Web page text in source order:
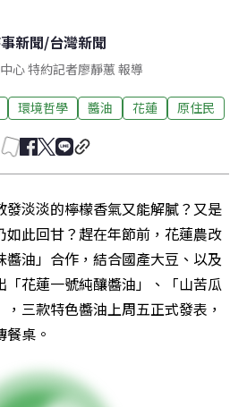
新聞/台灣新聞
心 特約記者廖靜蕙 報導
環境哲學 醬油 花蓮 原住民
發淡淡的檸檬香氣又能解膩？又是
如此回甘？趕在年節前，花蓮農改
油」合作，結合國產大豆、以及
「花蓮一號純釀醬油」、「山苦瓜
三款特色醬油上周五正式發表，
桌。